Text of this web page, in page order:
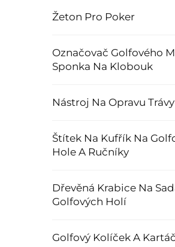
Žeton Pro Poker
Označovač Golfového
Sponka Na Klobouk
Nástroj Na Opravu Trávy
Štítek Na Kufřík Na
Hole A Ručníky
Dřevěná Krabice Na
Golfových Holí
Golfový Kolíček A Kartáč